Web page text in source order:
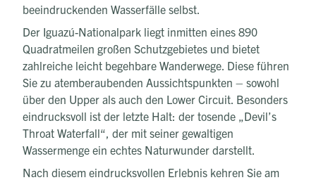
beeindruckenden Wasserfälle selbst.
Der Iguazú-Nationalpark liegt inmitten eines 890
Quadratmeilen großen Schutzgebietes und bietet
zahlreiche leicht begehbare Wanderwege. Diese führen
Sie zu atemberaubenden Aussichtspunkten – sowohl
über den Upper als auch den Lower Circuit. Besonders
eindrucksvoll ist der letzte Halt: der tosende „Devil’s
Throat Waterfall“, der mit seiner gewaltigen
Wassermenge ein echtes Naturwunder darstellt.
Nach diesem eindrucksvollen Erlebnis kehren Sie am